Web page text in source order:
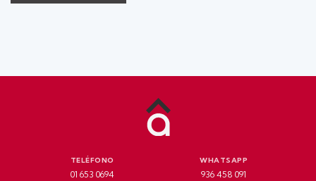
TELÉFONO
01 653 0694
WHATSAPP
936 458 091